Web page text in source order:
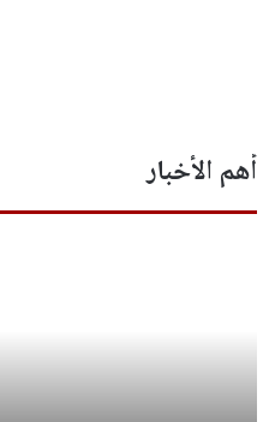
أهم الأخبار